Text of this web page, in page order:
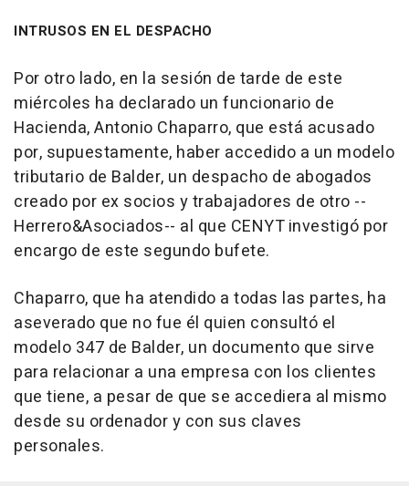
INTRUSOS EN EL DESPACHO
Por otro lado, en la sesión de tarde de este
miércoles ha declarado un funcionario de
Hacienda, Antonio Chaparro, que está acusado
por, supuestamente, haber accedido a un modelo
tributario de Balder, un despacho de abogados
creado por ex socios y trabajadores de otro --
Herrero&Asociados-- al que CENYT investigó por
encargo de este segundo bufete.
Chaparro, que ha atendido a todas las partes, ha
aseverado que no fue él quien consultó el
modelo 347 de Balder, un documento que sirve
para relacionar a una empresa con los clientes
que tiene, a pesar de que se accediera al mismo
desde su ordenador y con sus claves
personales.